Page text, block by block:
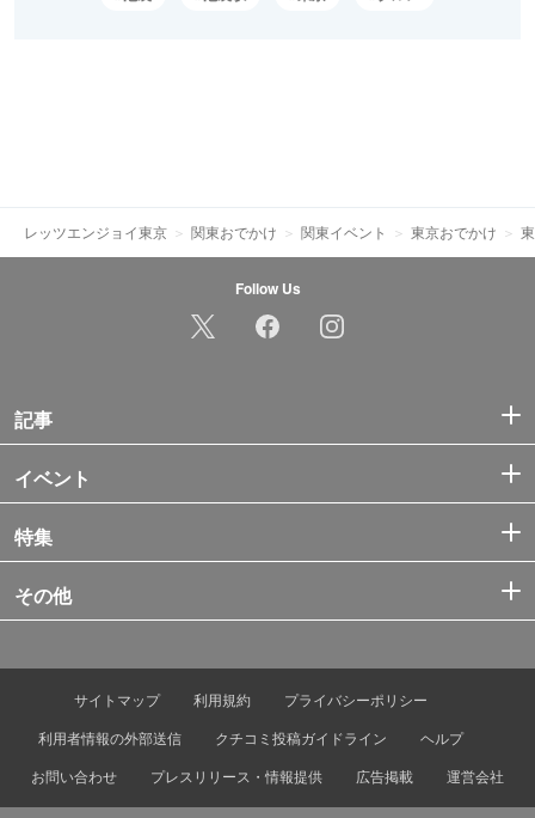
レッツエンジョイ東京 関東おでかけ 関東イベント 東京おでかけ
Follow Us
記事
イベント
特集
その他
サイトマップ 利用規約
プライバシーポリシー
利用者情報の外部送信
クチコミ投稿ガイドライン
ヘルプ
お問い合わせ
プレスリリース・情報提供 広告掲載 運営会社